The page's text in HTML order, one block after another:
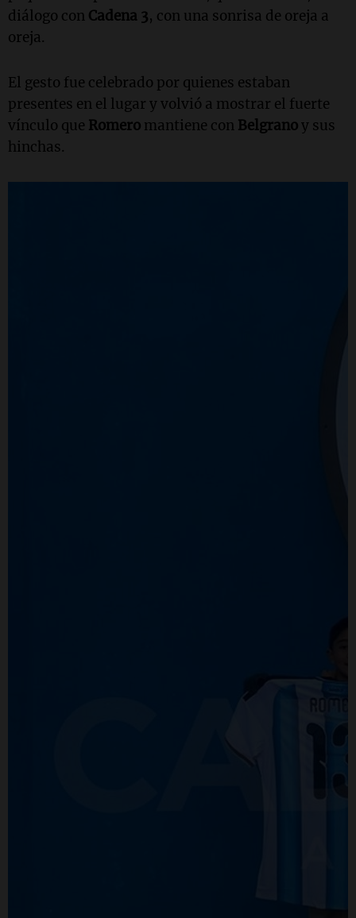
diálogo con Cadena 3, con una sonrisa de oreja a
oreja.
El gesto fue celebrado por quienes estaban
presentes en el lugar y volvió a mostrar el fuerte
vínculo que Romero mantiene con Belgranoy sus
hinchas.